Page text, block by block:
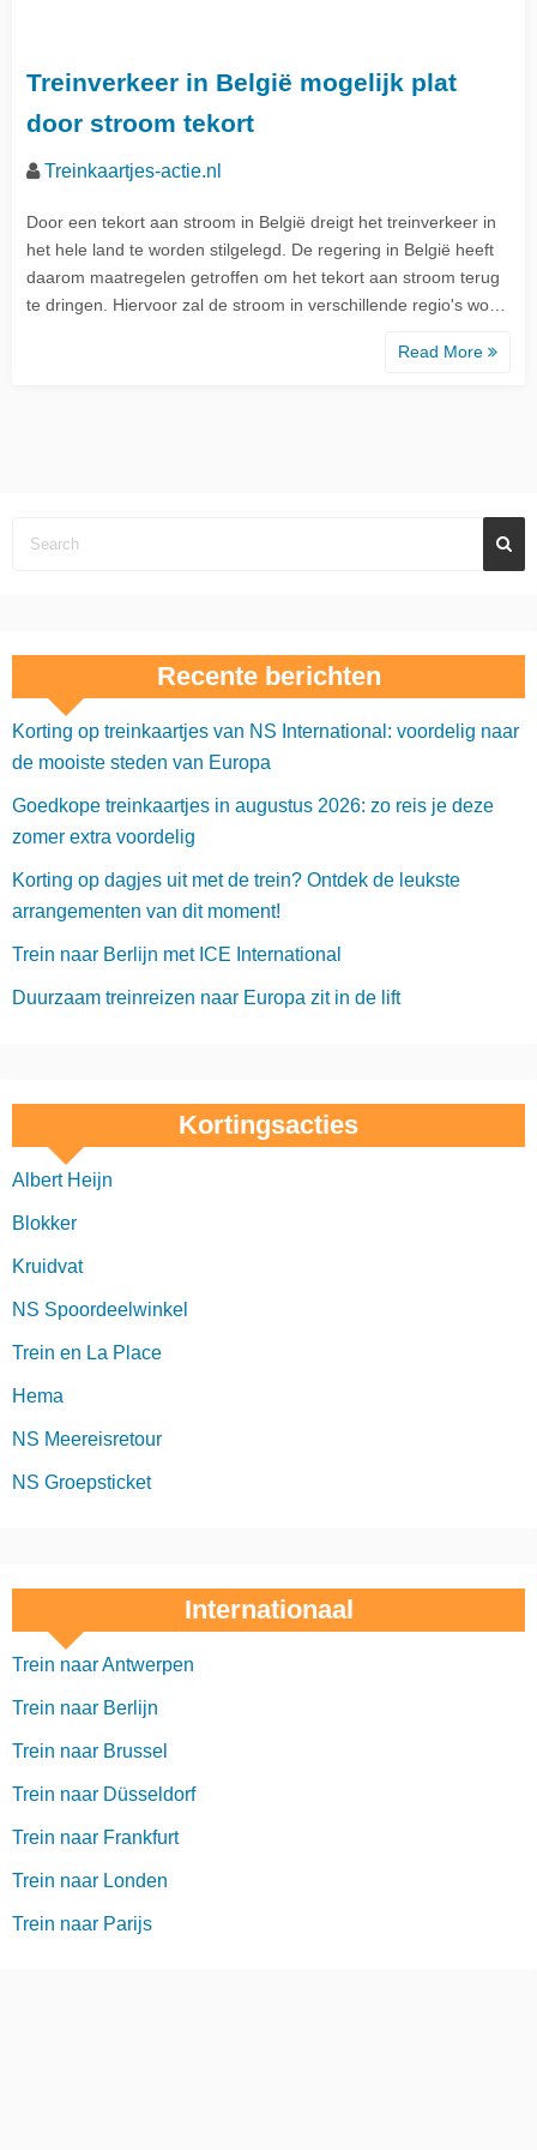
Treinverkeer in België mogelijk plat
door stroom tekort
Treinkaartjes-actie.nl
Door een tekort aan stroom in België dreigt het treinverkeer in
het hele land te worden stilgelegd. De regering in België heeft
daarom maatregelen getroffen om het tekort aan stroom terug
te dringen. Hiervoor zal de stroom in verschillende regio's wo…
Read More
Recente berichten
Korting op treinkaartjes van NS International: voordelig naar
de mooiste steden van Europa
Goedkope treinkaartjes in augustus 2026: zo reis je deze
zomer extra voordelig
Korting op dagjes uit met de trein? Ontdek de leukste
arrangementen van dit moment!
Trein naar Berlijn met ICE International
Duurzaam treinreizen naar Europa zit in de lift
Kortingsacties
Albert Heijn
Blokker
Kruidvat
NS Spoordeelwinkel
Trein en La Place
Hema
NS Meereisretour
NS Groepsticket
Internationaal
Trein naar Antwerpen
Trein naar Berlijn
Trein naar Brussel
Trein naar Düsseldorf
Trein naar Frankfurt
Trein naar Londen
Trein naar Parijs